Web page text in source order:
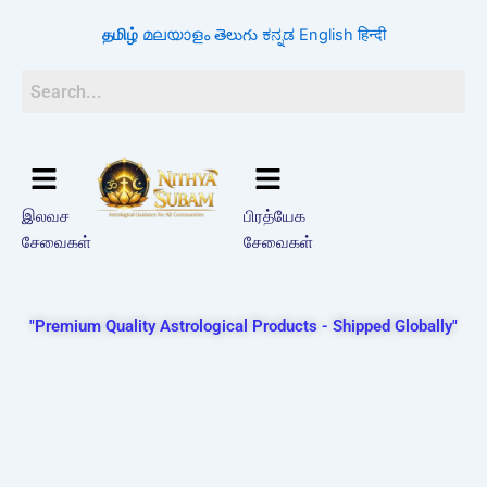
தமிழ் മലയാളം తెలుగు ಕನ್ನಡ English हिन्दी
இலவச
சேவைகள்
பிரத்யேக
சேவைகள்
"Premium Quality Astrological Products - Shipped Globally"